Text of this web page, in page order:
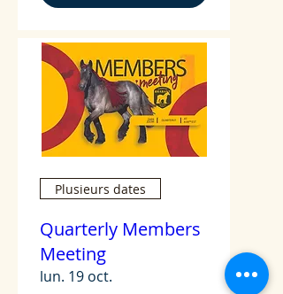
Plusieurs dates
Quarterly Members
Meeting
lun. 19 oct.